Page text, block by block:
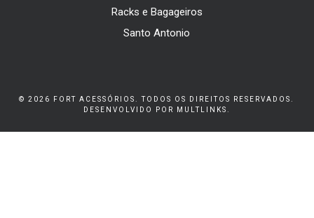
Racks e Bagageiros
Santo Antonio
© 2026 FORT ACESSÓRIOS. TODOS OS DIREITOS RESERVADOS.
DESENVOLVIDO POR
MULTLINKS